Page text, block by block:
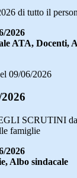
di tutto il
2026
ATA, Docenti,
09/06/2026
SCRUTINI
famiglie
2026
Albo sindacale